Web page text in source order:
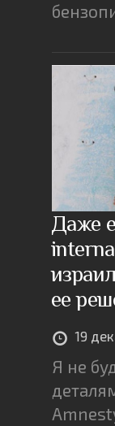
Даже
ее
19
Я не